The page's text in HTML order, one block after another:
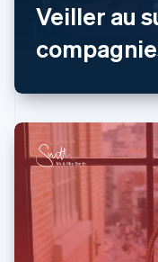
Veiller au
Malaisie
Malte
Mexique
Norvège
English
Nouvelle-
Nederlands English
Pologne